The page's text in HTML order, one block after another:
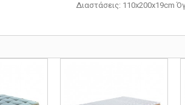
Διαστάσεις: 110x200x19cm